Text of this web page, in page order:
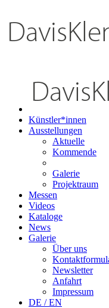
Künstler*innen
Ausstellungen
Aktuelle
Kommende
Galerie
Projektraum
Messen
Videos
Kataloge
News
Galerie
Über uns
Newsletter
Anfahrt
Impressum
DE / EN